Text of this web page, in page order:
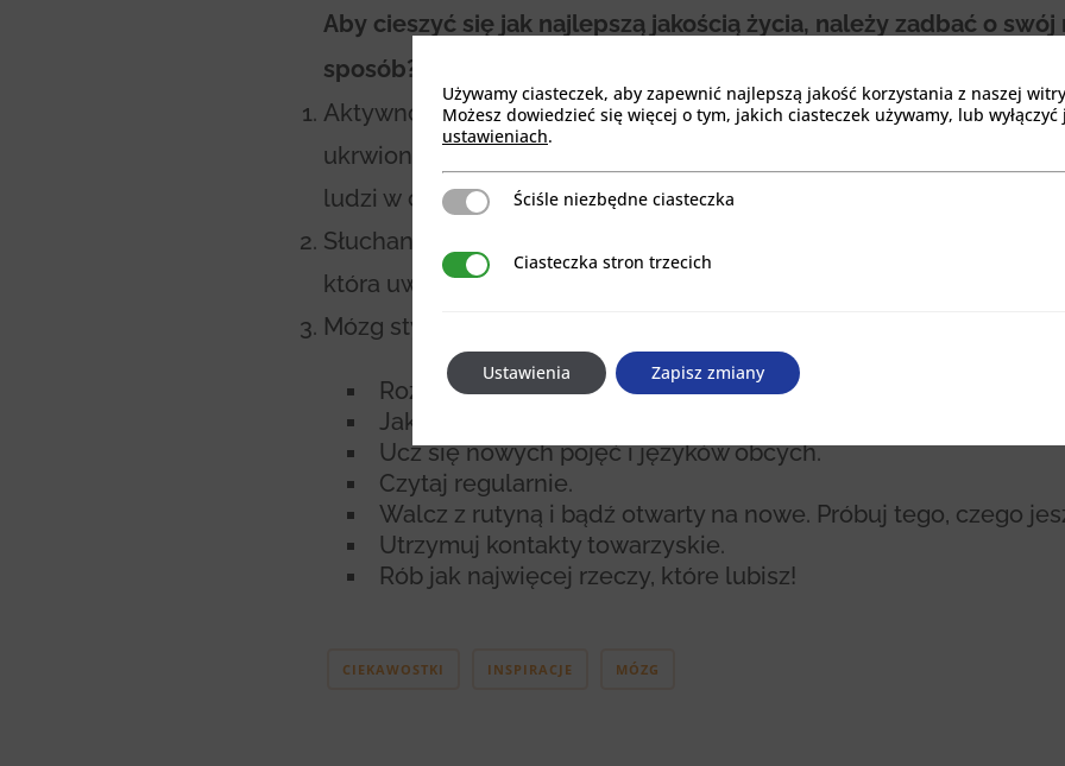
Aby cieszyć się jak najlepszą jakością życia, należy zadbać o swój
sposób?
Aktywność fizyczna i ruch stymulują regularny przepływ krwi do
ukrwiony mózg to lepsze działanie całego organizmu! Ponadto
ludzi w ciągłym ruchu ma o 30% mniej szans na zachorowanie na
Słuchanie muzyki to pieszczota dla mózgu – uaktywnia się ta sama
która uwalnia dopaminę podczas seksu i jedzenia ?
Mózg stymulowany do pracy działa dłużej i lepiej! Dlatego:
Rozwiązuj krzyżówki i łamigłówki.
Jak najczęściej pisz ręcznie
Ucz się nowych pojęć i języków obcych.
Czytaj regularnie.
Walcz z rutyną i bądź otwarty na nowe. Próbuj tego, czego
Utrzymuj kontakty towarzyskie.
Rób jak najwięcej rzeczy, które lubisz!
CIEKAWOSTKI INSPIRACJE MÓZG
Używamy ciasteczek, aby zapewnić najlepszą jakość korzystania z naszej
Możesz dowiedzieć się więcej o tym, jakich ciasteczek używamy, lub wyłączyć
ustawieniach.
Ściśle niezbędne ciasteczka
Ściśle niezbędne ciasteczka
Ciasteczka stron trzecich
Ciasteczka stron trzecich
Ustawienia Zapisz zmiany